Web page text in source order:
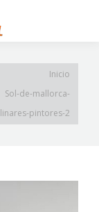
Inicio
Sol-de-mallorca-
linares-pintores-2